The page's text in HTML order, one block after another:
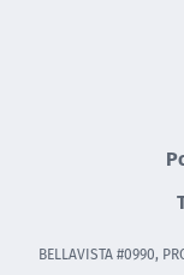
BELLAVISTA #0990,